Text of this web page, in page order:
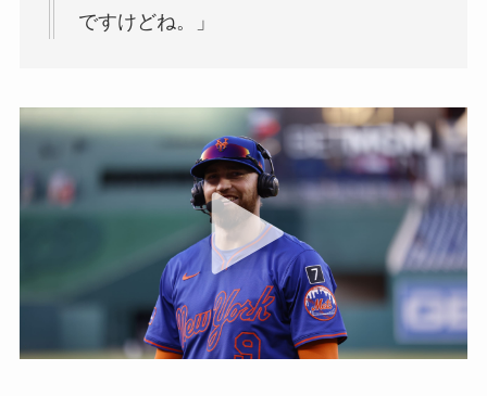
ですけどね。」